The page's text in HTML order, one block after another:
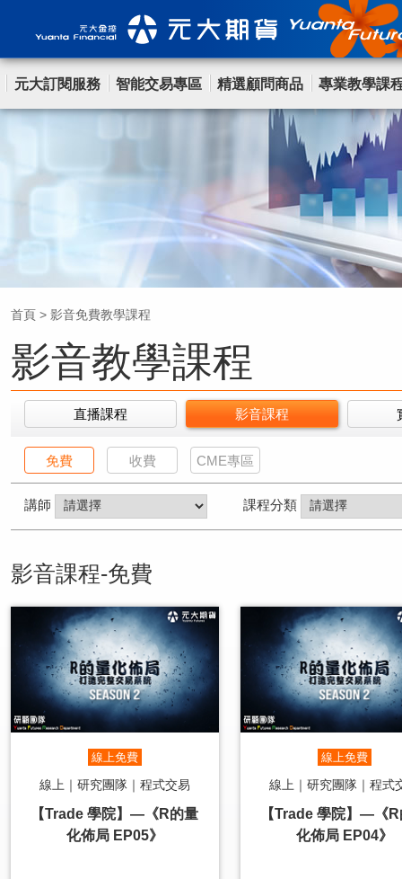
元大訂閱服務 智能交易專區 精選顧問商品 專業教學課
首頁 > 影音免費教學課程
影音教學課程
直播課程 影音課程
免費 收費 CME專區
講師 課程分類
影音課程-免費
線上免費
線上｜研究團隊｜程式交易
【Trade 學院】—《R的量
化佈局 EP05》
線上免費
線上｜研究團隊｜程式
【Trade 學院】—《
化佈局 EP04》